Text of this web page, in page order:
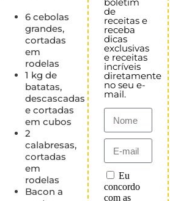
6 cebolas
grandes,
cortadas
em
rodelas
1 kg de
batatas,
descascadas
e cortadas
em cubos
2
calabresas,
cortadas
em
rodelas
Bacon a
de
receitas e
receba
dicas
exclusivas
e receitas
incríveis
diretamente
no seu e-
mail.
Eu
concordo
com as